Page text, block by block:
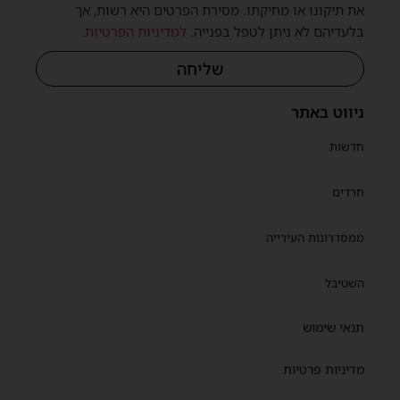
ניווט באתר
חדשות
חרדים
ממסדרונות העירייה
השטיבל
תנאי שימוש
מדיניות פרטיות
את תיקונו או מחיקתו. מסירת הפרטים היא רשות, אך
בלעדיהם לא ניתן לטפל בפנייה. למדיניות הפרטיות.
שליחה